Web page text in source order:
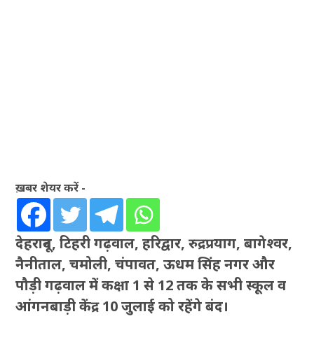
ख़बर शेयर करें -
देहरादून, टिहरी गढ़वाल, हरिद्वार, रुद्रप्रयाग, बागेश्वर,
नैनीताल, चमोली, चंपावत, ऊधम सिंह नगर और
पौड़ी गढ़वाल में कक्षा 1 से 12 तक के सभी स्कूल व
आंगनबाड़ी केंद्र 10 जुलाई को रहेंगे बंद।